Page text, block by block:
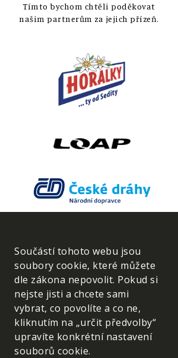
Tímto bychom chtěli poděkovat
našim partnerům za jejich přízeň.
Součástí tohoto webu jsou
soubory cookie, které můžete
dle zákona nepovolit. Pokud si
nejste jisti a chcete sami
vybrat, co povolíte a co ne,
kliknutím na „určit předvolby“
upravíte konkrétní nastavení
souborů cookie.